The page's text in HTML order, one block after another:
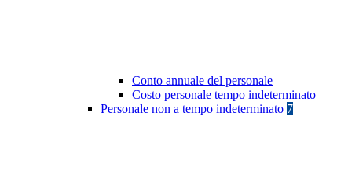
Conto annuale del personale
Costo personale tempo indeterminato
Personale non a tempo indeterminato 7